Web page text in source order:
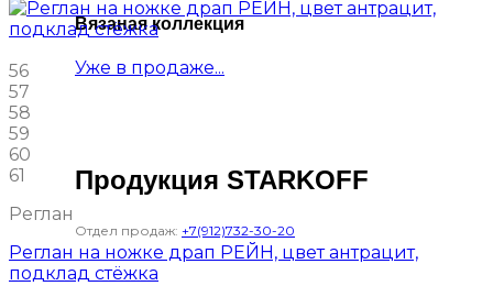
Вязаная коллекция
Уже в продаже...
Продукция STARKOFF
Отдел продаж: +7(912)732-30-20
56
57
58
59
60
61
Реглан
Реглан на ножке драп РЕЙН, цвет антрацит,
подклад стёжка